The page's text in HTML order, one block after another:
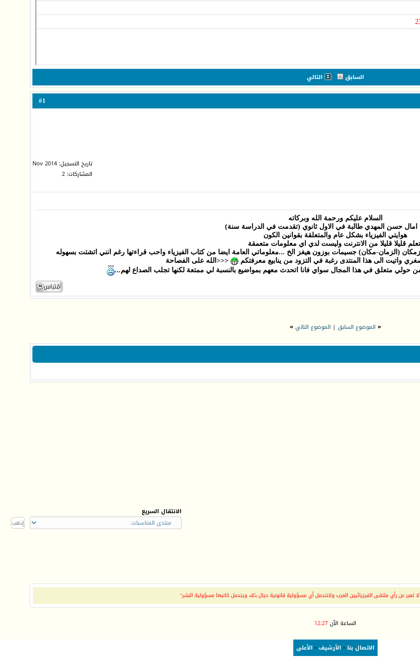
السابق التالي
1
تاريخ التسجيل: Nov 2014
المشاركات: 2
السلام عليكم ورحمة الله وبركاته
امال حسن المهدي طالبة في الاول ثانوي (تقدمت في الدراسة سنة)
هوايتي الفيزياء بشكل عام والمتعلقة بقوانين الكون
اتعلم قليلا قليلا من الانترنت وليست لدي اي معلومات متعمقة
(الزمان-مكان) جسيمات بوزون هيغز الخ ...معلوماتي العامة ايضا من كتاب الفيزياء واحب قراءتها رغم انني اتشتت بسهوله
واتيت الى هذا المنتدى رغبة في التزود من ينابيع معرفتكم
<<<الله على الفصاحة
من حولي متعلق في هذا المجال سواي فانا اتحدث معهم بمواضيع بالنسبة لي ممتعة لكنها تجلب الصداع لهم...
« الموضوع السابق | الموضوع التالي »
الانتقال السريع
تعبر عن رأي ملتقى الفيزيائيين العرب ولانتحمل أي مسؤولية قانونية حيال ذلك ويتحمل كاتبها مسؤولية النشر"
الساعة الآن12:27
الاتصال بنا - الأرشيف- الأعلى